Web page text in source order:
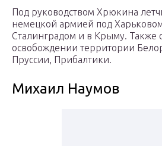
Под руководством Хрюкина
немецкой армией под
Сталинградом и в Крыму. Также
освобождении территории
Пруссии, Прибалтики.
Михаил Наумов